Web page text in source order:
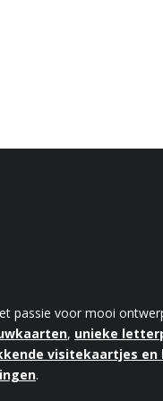
passie voor mooi
, unieke
visitekaartjes en
.